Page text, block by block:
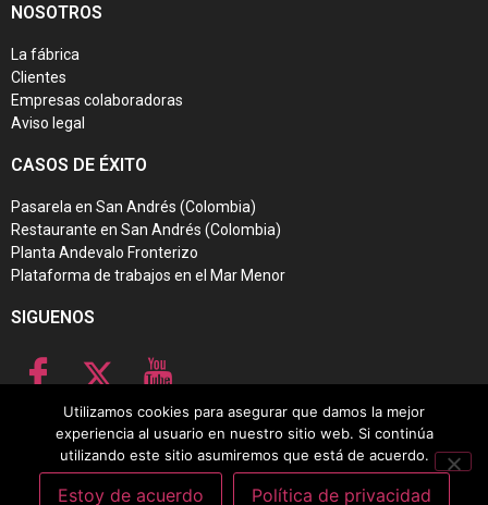
NOSOTROS
La fábrica
Clientes
Empresas colaboradoras
Aviso legal
CASOS DE ÉXITO
Pasarela en San Andrés (Colombia)
Restaurante en San Andrés (Colombia)
Planta Andevalo Fronterizo
Plataforma de trabajos en el Mar Menor
SIGUENOS
Placas fotovoltaicas flotantes–Plataformas de trabajo flotantes–Plataformas
flotantes–Plataformas flotantes para embarcaciones
© 2025 Aromen Pantalanes Flotantes. Todos los derechos reservados.
Utilizamos cookies para asegurar que damos la mejor
experiencia al usuario en nuestro sitio web. Si continúa
utilizando este sitio asumiremos que está de acuerdo.
Estoy de acuerdo Política de privacidad